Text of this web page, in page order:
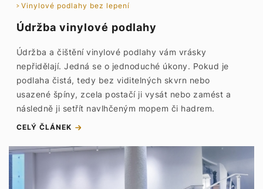
Vinylové podlahy bez lepení
Údržba vinylové podlahy
Údržba a čištění vinylové podlahy vám vrásky
nepřidělají. Jedná se o jednoduché úkony. Pokud je
podlaha čistá, tedy bez viditelných skvrn nebo
usazené špíny, zcela postačí ji vysát nebo zamést a
následně ji setřít navlhčeným mopem či hadrem.
CELÝ ČLÁNEK